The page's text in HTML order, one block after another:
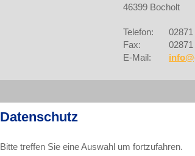
46399 Bocholt
Telefon:
Fax:
E-Mail:
Datenschutz
Bitte treffen Sie eine Auswahl um fortzufahren.